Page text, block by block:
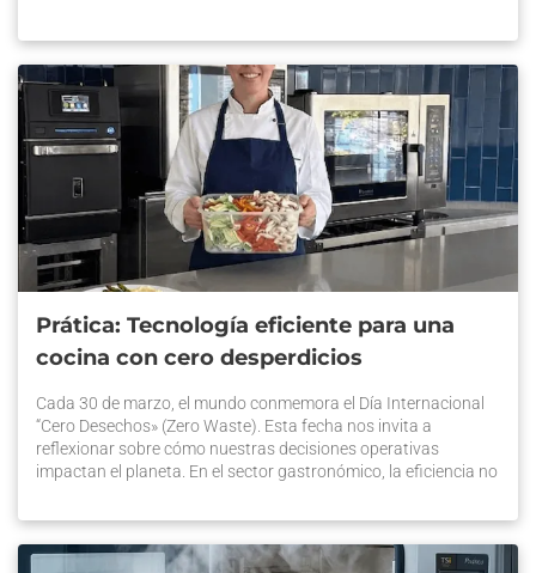
Prática: Tecnología eficiente para una
cocina con cero desperdicios
Cada 30 de marzo, el mundo conmemora el Día Internacional
“Cero Desechos» (Zero Waste). Esta fecha nos invita a
reflexionar sobre cómo nuestras decisiones operativas
impactan el planeta. En el sector gastronómico, la eficiencia no
eso, en Prática impulsamos una tecnología eficiente para una
cocina con cero desperdicios se publicó primero en Prática